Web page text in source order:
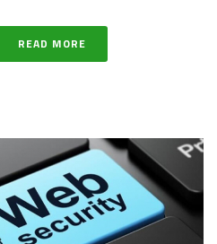
READ MORE